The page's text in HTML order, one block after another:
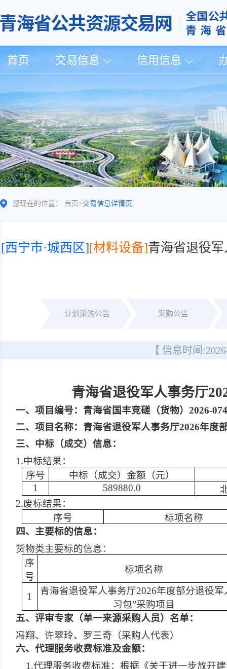
首页 交易信息 信用信息
您现在的位置： 首页 >交易信息详情页
[西宁市·城西区][材料设备]青海省退役
计划采购公告 采购公告
【 信息时间:
青海省退役军人事务厅
一、项目编号：青海省国丰竞磋（货物）2026-074
二、项目名称：青海省退役军人事务厅2026年度
三、中标（成交）信息：
1.中标结果：
序号
中标（成交）金额（元）
1
589880.0
2.废标结果：
序号
标项名称
四、主要标的信息：
货物类主要标的信息：
序
号
标项名称
1
青海省退役军人事务厅2026年度部分退役军
习包”采购项目
五、评审专家（单一来源采购人员）名单：
冯翔、许翠玲、罗三奇（采购人代表）
六、代理服务收费标准及金额：
1.代理服务收费标准：根据《关于进一步放开